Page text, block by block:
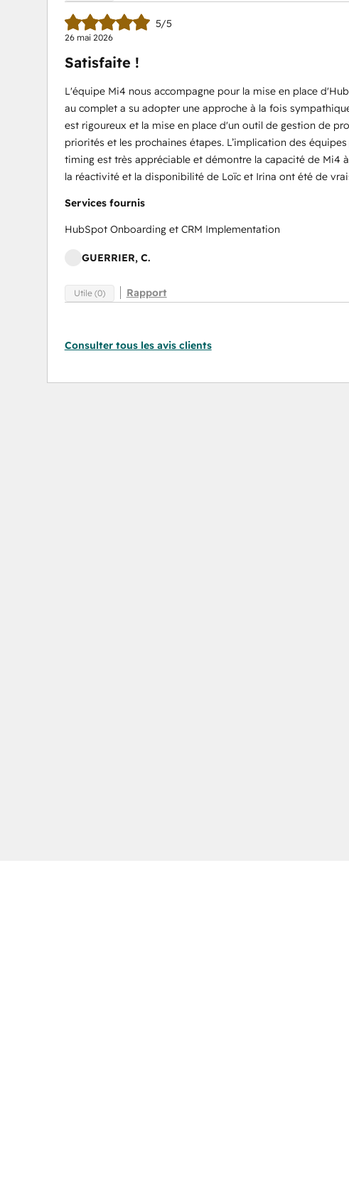
5/5
26 mai 2026
Satisfaite !
L'équipe Mi4 nous accompagne pour la mise en place
au complet a su adopter une approche à la fois
est rigoureux et la mise en place d'un outil de gestion de
priorités et les prochaines étapes. L’implication des
timing est très appréciable et démontre la capacité de Mi4
la réactivité et la disponibilité de Loïc et Irina ont été de
Services fournis
HubSpot Onboarding et CRM Implementation
GUERRIER, C.
Utile (0) Rapport
Consulter tous les avis clients